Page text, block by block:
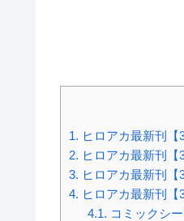
1. ヒロアカ最新刊【
2. ヒロアカ最新刊
3. ヒロアカ最新刊
4. ヒロアカ最新刊
4.1. コミックシ